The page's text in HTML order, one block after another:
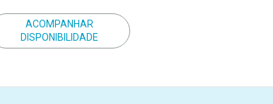
ACOMPANHAR
DISPONIBILIDADE